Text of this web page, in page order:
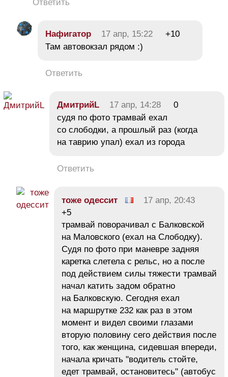
Ответить
Нафигатор 17 апр, 15:22
+10
Там автовокзал рядом :)
Ответить
ДмитрийL 17 апр, 14:28
0
судя по фото трамвай ехал
со слободки, а прошлый раз (когда
на таврию упал) ехал из города
Ответить
тоже одессит
17 апр, 20:43
+5
трамвай поворачивал с Балковской
на Маловского (ехал на Слободку).
Судя по фото при маневре задняя
каретка слетела с рельс, но а после
под действием силы тяжести трамвай
начал катить задом обратно
на Балковскую. Сегодня ехал
на маршрутке 232 как раз в этом
момент и видел своими глазами
вторую половину сего действия после
того, как женщина, сидевшая впереди,
начала кричать "водитель стойте,
едет трамвай, остановитесь" (автобус